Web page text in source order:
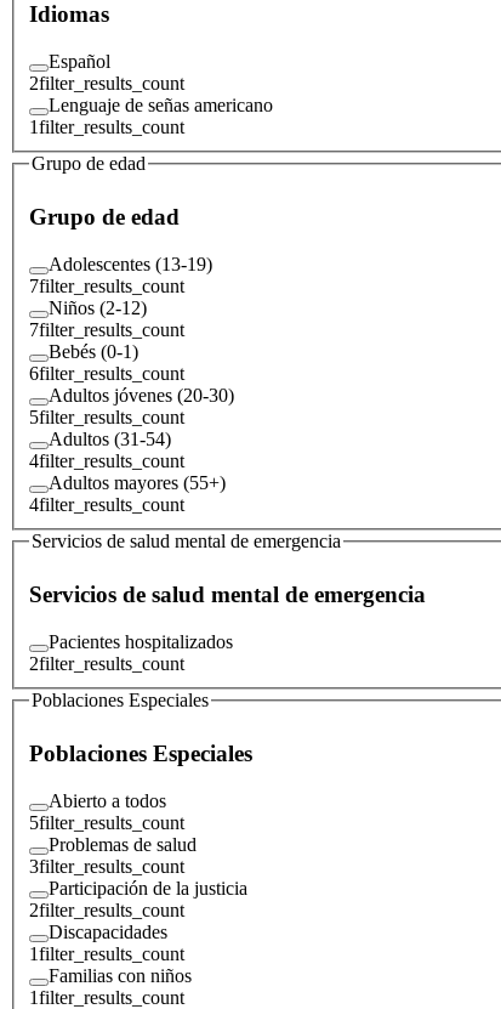
Idiomas
Español
2filter_results_count
Lenguaje de señas americano
1filter_results_count
Grupo de edad
Grupo de edad
Adolescentes (13-19)
7filter_results_count
Niños (2-12)
7filter_results_count
Bebés (0-1)
6filter_results_count
Adultos jóvenes (20-30)
5filter_results_count
Adultos (31-54)
4filter_results_count
Adultos mayores (55+)
4filter_results_count
Servicios de salud mental de emergencia
Servicios de salud mental de emergencia
Pacientes hospitalizados
2filter_results_count
Poblaciones Especiales
Poblaciones Especiales
Abierto a todos
5filter_results_count
Problemas de salud
3filter_results_count
Participación de la justicia
2filter_results_count
Discapacidades
1filter_results_count
Familias con niños
1filter_results_count